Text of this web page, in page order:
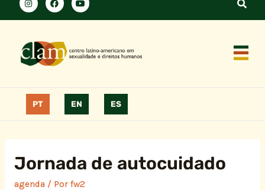
PT EN ES
Jornada de autocuidado
agenda/ Por fw2